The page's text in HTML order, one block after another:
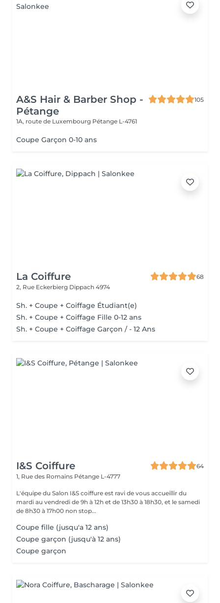
A&S Hair & Barber Shop -
Pétange
105
1A, route de Luxembourg Pétange L-4761
Coupe Garçon 0-10 ans
La Coiffure
68
2, Rue Eckerbierg Dippach 4974
Sh. + Coupe + Coiffage Étudiant(e)
Sh. + Coupe + Coiffage Fille 0-12 ans
Sh. + Coupe + Coiffage Garçon / - 12 Ans
I&S Coiffure
64
1, Rue des Romains Pétange L-4777
L'équipe du Salon I&S coiffure est ravi de vous accueillir du
mardi au vendredi de 9h à 12h et de 13h30 à 18h30, et le samedi
de 8h30 à 17h00 non stop...
Coupe fille (jusqu'a 12 ans)
Coupe garçon (jusqu'à 12 ans)
Coupe garçon